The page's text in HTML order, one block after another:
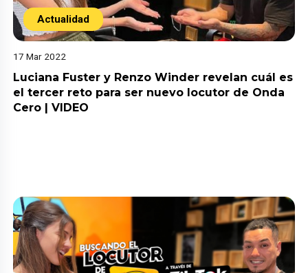
Actualidad
17 Mar 2022
Luciana Fuster y Renzo Winder revelan cuál es
el tercer reto para ser nuevo locutor de Onda
Cero | VIDEO